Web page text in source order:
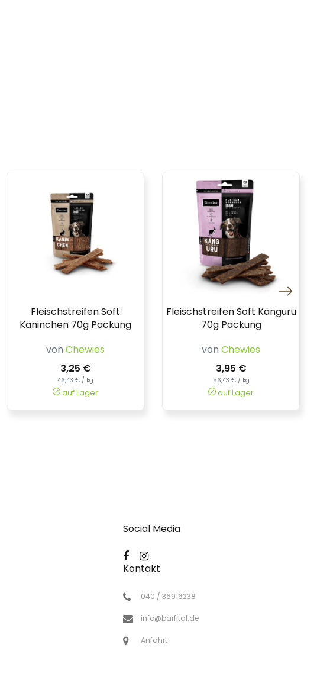
Fleischstreifen Soft
Kaninchen 70g Packung
von Chewies
3,25 €
46,43 € / kg
auf Lager
Fleischstreifen Soft Känguru
70g Packung
von Chewies
3,95 €
56,43 € / kg
auf Lager
Social Media
Kontakt
040 / 36916238
info@barfital.de
Anfahrt